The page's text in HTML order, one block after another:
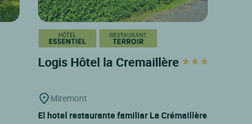
Logis Hôtel la Cremaillère
Miremont
El hotel restaurante familiar La Crémaillère